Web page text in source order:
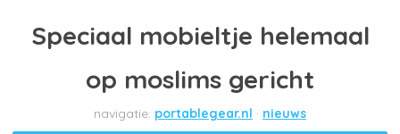
Speciaal mobieltje helemaal
op moslims gericht
portablegear.nl nieuws